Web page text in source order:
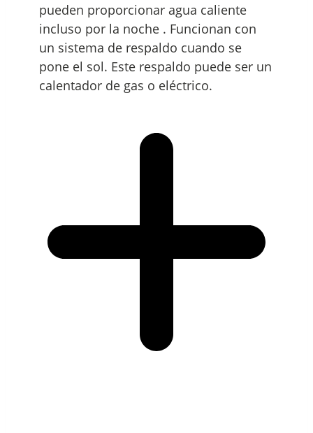
pueden proporcionar agua caliente
incluso por la noche . Funcionan con
un sistema de respaldo cuando se
pone el sol. Este respaldo puede ser un
calentador de gas o eléctrico.